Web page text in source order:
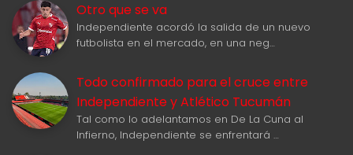
Otro que se va
Independiente acordó la salida de un nuevo
futbolista en el mercado, en una neg…
Todo confirmado para el cruce entre
Independiente y Atlético Tucumán
Tal como lo adelantamos en De La Cuna al
Infierno, Independiente se enfrentará …